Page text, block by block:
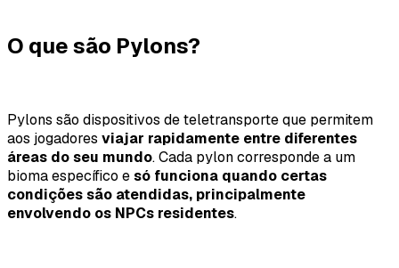
O que são Pylons?
Pylons são dispositivos de teletransporte que permitem
aos jogadores viajar rapidamente entre diferentes
áreas do seu mundo. Cada pylon corresponde a um
bioma específico esó funciona quando certas
condições são atendidas, principalmente
envolvendo os NPCs residentes.